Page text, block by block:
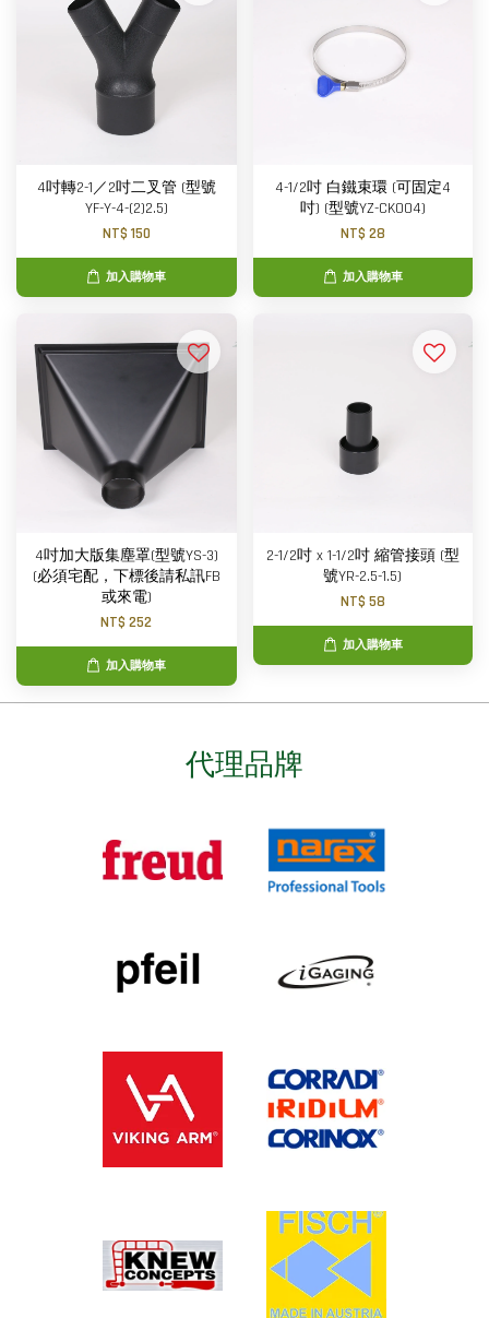
4吋轉2-1／2吋二叉管 (型號
YF-Y-4-(2)2.5)
NT$ 150
加入購物車
4-1/2吋 白鐵束環 (可固定4
吋) (型號YZ-CK004)
NT$ 28
加入購物車
4吋加大版集塵罩(型號YS-3)
(必須宅配，下標後請私訊FB
或來電)
NT$ 252
加入購物車
2-1/2吋 x 1-1/2吋 縮管接頭 (型
號YR-2.5-1.5)
NT$ 58
加入購物車
代理品牌